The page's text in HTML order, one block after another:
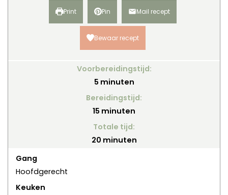
Print Pin Mail recept
Bewaar recept
Voorbereidingstijd:
5minuten
minuten
Bereidingstijd:
15 minuten
minuten
Totale tijd:
20minuten
minuten
Gang
Hoofdgerecht
Keuken